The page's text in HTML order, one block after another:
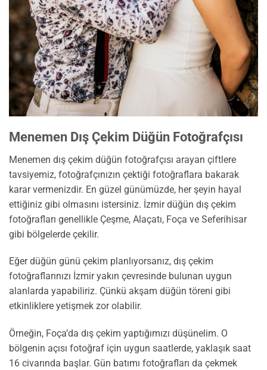
Menemen Dış Çekim Düğün Fotoğrafçısı
Menemen dış çekim düğün fotoğrafçısı arayan çiftlere
tavsiyemiz, fotoğrafçınızın çektiği fotoğraflara bakarak
karar vermenizdir. En güzel günümüzde, her şeyin hayal
ettiğiniz gibi olmasını istersiniz. İzmir düğün dış çekim
fotoğrafları genellikle Çeşme, Alaçatı, Foça ve Seferihisar
gibi bölgelerde çekilir.
Eğer düğün günü çekim planlıyorsanız, dış çekim
fotoğraflarınızı İzmir yakın çevresinde bulunan uygun
alanlarda yapabiliriz. Çünkü akşam düğün töreni gibi
etkinliklere yetişmek zor olabilir.
Örneğin, Foça’da dış çekim yaptığımızı düşünelim. O
bölgenin açısı fotoğraf için uygun saatlerde, yaklaşık saat
16 civarında başlar. Gün batımı fotoğrafları da çekmek